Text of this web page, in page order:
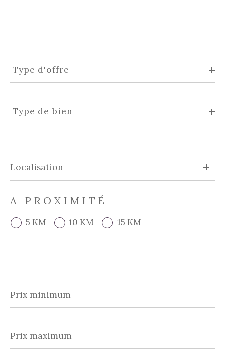
d'offre
Type d'offre
de
bien
Type de bien
A PROXIMITÉ
5 KM 10 KM 15 KM
minimum
maximum